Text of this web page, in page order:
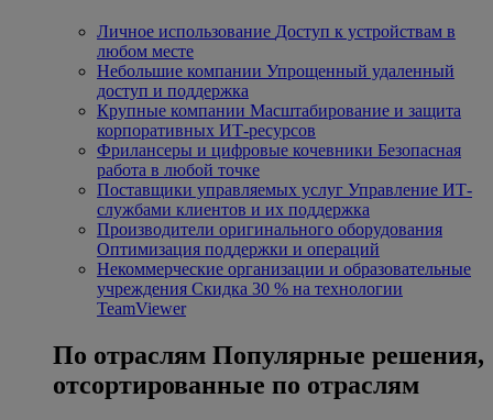
Личное использование Доступ к устройствам в
любом месте
Небольшие компании Упрощенный удаленный
доступ и поддержка
Крупные компании Масштабирование и защита
корпоративных ИТ-ресурсов
Фрилансеры и цифровые кочевники Безопасная
работа в любой точке
Поставщики управляемых услуг Управление ИТ-
службами клиентов и их поддержка
Производители оригинального оборудования
Оптимизация поддержки и операций
Некоммерческие организации и образовательные
учреждения Скидка 30 % на технологии
TeamViewer
По отраслям Популярные решения,
отсортированные по отраслям